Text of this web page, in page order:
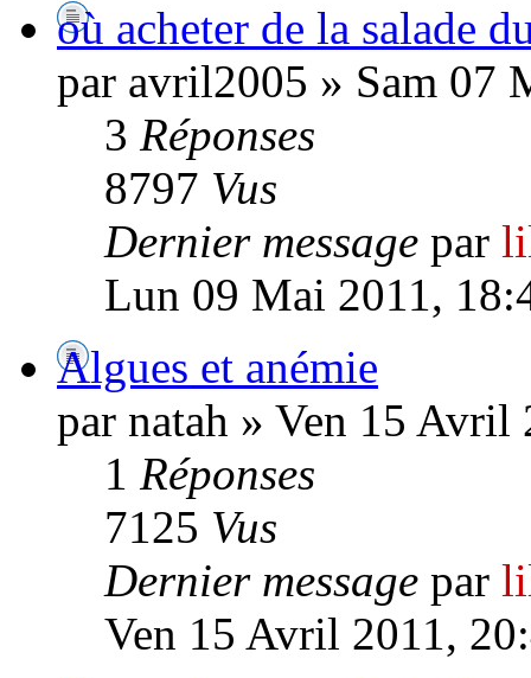
où acheter de la salade
par avril2005 » Sam 07
3 Réponses
8797 Vus
Dernier message par
Lun 09 Mai 2011,
Algues et anémie
par natah » Ven 15 Avril
1 Réponses
7125 Vus
Dernier message par
Ven 15 Avril 2011,